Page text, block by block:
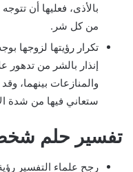
بالأذى، فعليها أن
من كل شر.
تكرار رؤيتها لزوجها
إنذار بالشر من تدهور
والمنازعات بينهما،
ستعاني فيها من شدة
تفسير حلم
رجح علماء التفسير